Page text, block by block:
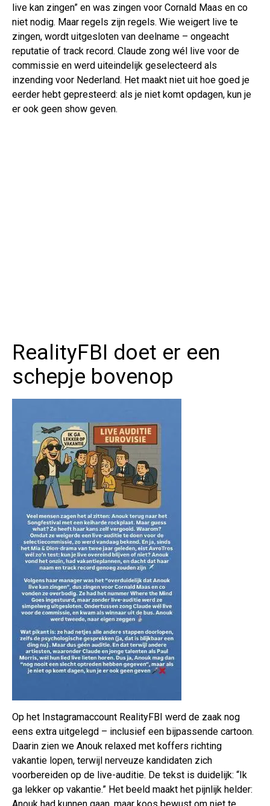
live kan zingen” en was zingen voor Cornald Maas en co
niet nodig. Maar regels zijn regels. Wie weigert live te
zingen, wordt uitgesloten van deelname – ongeacht
reputatie of track record. Claude zong wél live voor de
commissie en werd uiteindelijk geselecteerd als
inzending voor Nederland. Het maakt niet uit hoe goed je
eerder hebt gepresteerd: als je niet komt opdagen, kun je
er ook geen show geven.
RealityFBI doet er een
schepje bovenop
Op het Instagramaccount RealityFBI werd de zaak nog
eens extra uitgelegd – inclusief een bijpassende cartoon.
Daarin zien we Anouk relaxed met koffers richting
vakantie lopen, terwijl nerveuze kandidaten zich
voorbereiden op de live-auditie. De tekst is duidelijk: “Ik
ga lekker op vakantie.” Het beeld maakt het pijnlijk helder: